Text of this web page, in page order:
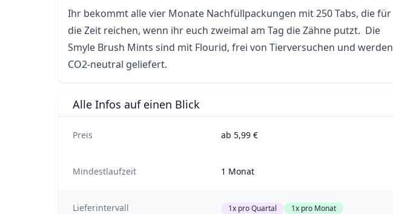
Ihr bekommt alle vier Monate Nachfüllpackungen mit 250 Tabs, die für
die Zeit reichen, wenn ihr euch zweimal am Tag die Zähne putzt.  Die
Smyle Brush Mints sind mit Flourid, frei von Tierversuchen und werden
CO2-neutral geliefert.
Alle Infos auf einen Blick
Preis ab 5,99 €
Mindestlaufzeit 1 Monat
Lieferintervall 1x pro Quartal 1x pro Monat